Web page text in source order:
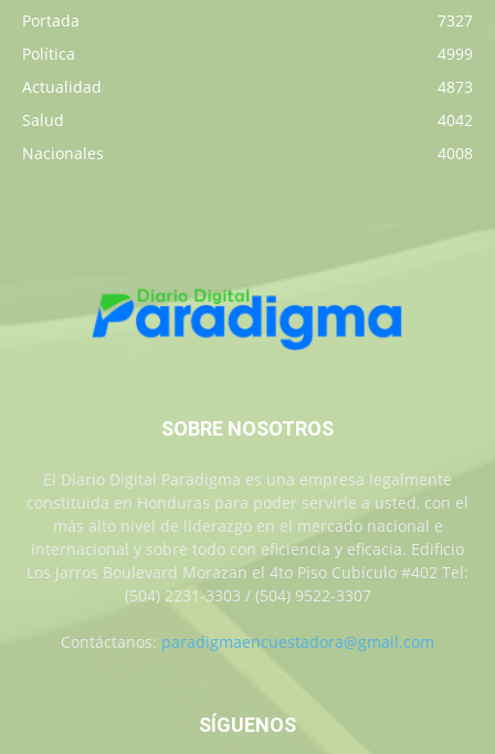
Portada
7327
Política
4999
Actualidad
4873
Salud
4042
Nacionales
4008
SOBRE NOSOTROS
El Diario Digital Paradigma es una empresa legalmente
constituida en Honduras para poder servirle a usted, con el
más alto nivel de liderazgo en el mercado nacional e
internacional y sobre todo con eficiencia y eficacia. Edificio
Los Jarros Boulevard Morazan el 4to Piso Cubiculo #402 Tel:
(504) 2231-3303 / (504) 9522-3307
Contáctanos: paradigmaencuestadora@gmail.com
SÍGUENOS